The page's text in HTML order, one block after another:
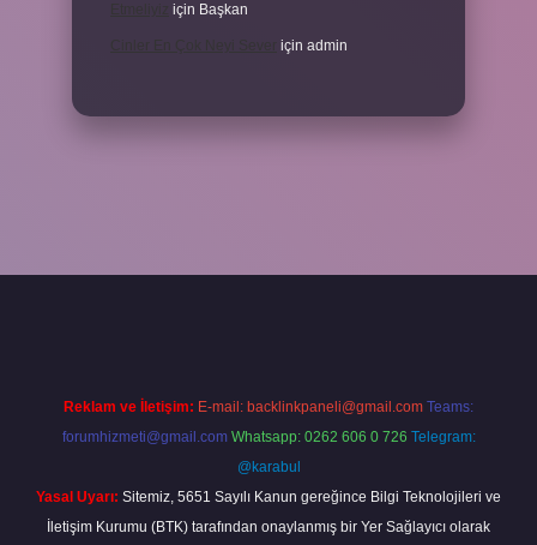
için Başkan
için admin
Reklam ve İletişim: E-mail: backlinkpaneli@gmail.com Teams:
forumhizmeti@gmail.com Whatsapp: 0262 606 0 726 Telegram:
@karabul
Yasal Uyarı: Sitemiz, 5651 Sayılı Kanun gereğince Bilgi Teknolojileri ve
İletişim Kurumu (BTK) tarafından onaylanmış bir Yer Sağlayıcı olarak